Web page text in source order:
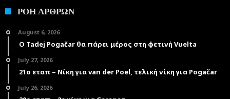
ΡΟΗ ΑΡΘΡΩΝ
August 6, 2026
Ο Tadej Pogačar θα πάρει μέρος στη φετινή Vuelta
July 27, 2026
21ο εταπ – Νίκη για van der Poel, τελική νίκη για Pogačar
July 26, 2026